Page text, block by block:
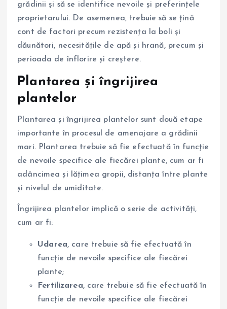
grădinii și să se identifice nevoile și preferințele
proprietarului. De asemenea, trebuie să se țină
cont de factori precum rezistența la boli și
dăunători, necesitățile de apă și hrană, precum și
perioada de înflorire și creștere.
Plantarea și îngrijirea
plantelor
Plantarea și îngrijirea plantelor sunt două etape
importante în procesul de amenajare a grădinii
mari. Plantarea trebuie să fie efectuată în funcție
de nevoile specifice ale fiecărei plante, cum ar fi
adâncimea și lățimea gropii, distanța între plante
și nivelul de umiditate.
Îngrijirea plantelor implică o serie de activități,
cum ar fi:
Udarea, care trebuie să fie efectuată în
funcție de nevoile specifice ale fiecărei
plante;
Fertilizarea, care trebuie să fie efectuată în
funcție de nevoile specifice ale fiecărei